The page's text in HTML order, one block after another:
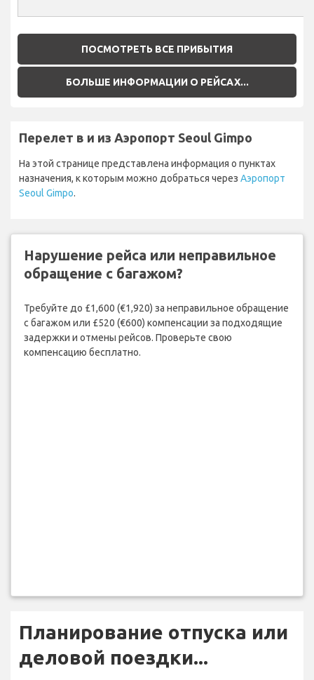
ПОСМОТРЕТЬ ВСЕ ПРИБЫТИЯ
БОЛЬШЕ ИНФОРМАЦИИ О РЕЙСАХ...
Перелет в и из Аэропорт Seoul Gimpo
На этой странице представлена информация о пунктах
назначения, к которым можно добраться через Аэропорт
Seoul Gimpo.
Нарушение рейса или неправильное
обращение с багажом?
Требуйте до £1,600 (€1,920) за неправильное обращение
с багажом или £520 (€600) компенсации за подходящие
задержки и отмены рейсов. Проверьте свою
компенсацию бесплатно.
Планирование отпуска или
деловой поездки...